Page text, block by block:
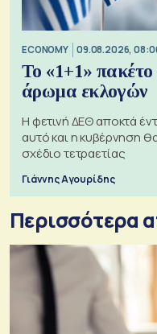
ECONOMY 09.08.2026,
Το «1+1»
άρωμα εκλογών
Η φετινή ΔΕΘ αποκτά
αυτό και η κυβέρνηση
σχέδιο τετραετίας
Γιάννης Αγουρίδης
Περισσότερα